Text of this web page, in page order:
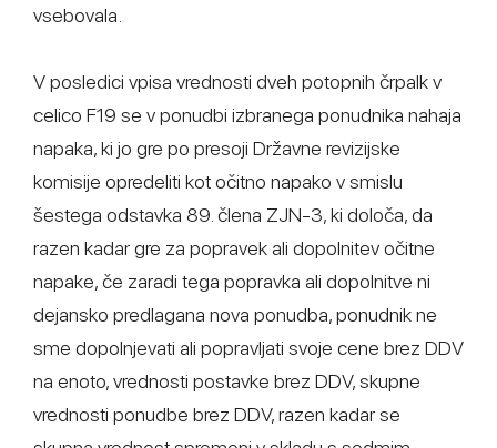
vsebovala.
V posledici vpisa vrednosti dveh potopnih črpalk v
celico F19 se v ponudbi izbranega ponudnika nahaja
napaka, ki jo gre po presoji Državne revizijske
komisije opredeliti kot očitno napako v smislu
šestega odstavka 89. člena ZJN-3, ki določa, da
razen kadar gre za popravek ali dopolnitev očitne
napake, če zaradi tega popravka ali dopolnitve ni
dejansko predlagana nova ponudba, ponudnik ne
sme dopolnjevati ali popravljati svoje cene brez DDV
na enoto, vrednosti postavke brez DDV, skupne
vrednosti ponudbe brez DDV, razen kadar se